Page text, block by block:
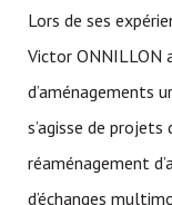
Lors de ses
Victor ONNILLON
d’aménagements
s’agisse de
réaménagement
d’échanges